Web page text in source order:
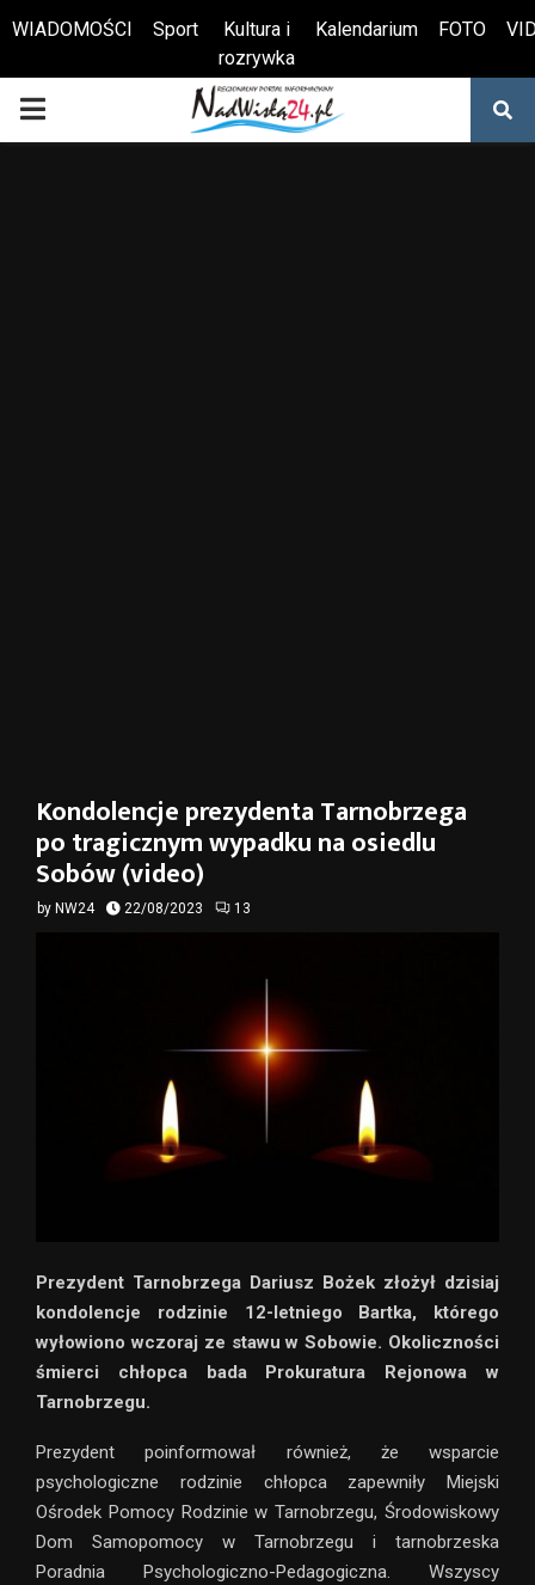
Otwórz pasek narzędzi
WIADOMOŚCI Sport
Kultura i
rozrywka
Kalendarium FOTO
PRIMARY
Kondolencje prezydenta Tarnobrzega
po tragicznym wypadku na osiedlu
Sobów (video)
by NW24 22/08/2023 13
Prezydent Tarnobrzega Dariusz Bożek złożył dzisiaj
kondolencje rodzinie 12-letniego Bartka, którego
wyłowiono wczoraj ze stawu w Sobowie. Okoliczności
śmierci chłopca bada Prokuratura Rejonowa w
Tarnobrzegu.
Prezydent poinformował również, że wsparcie
psychologiczne rodzinie chłopca zapewniły Miejski
Ośrodek Pomocy Rodzinie w Tarnobrzegu, Środowiskowy
Dom Samopomocy w Tarnobrzegu i tarnobrzeska
Poradnia Psychologiczno-Pedagogiczna. Wszyscy